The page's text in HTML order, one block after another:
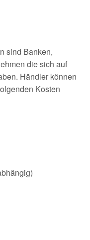
sind Banken,
die sich auf
Händler können
Kosten